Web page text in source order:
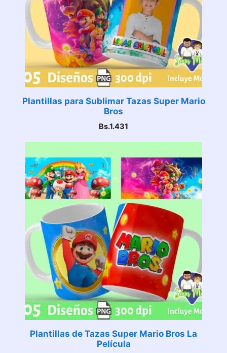
Plantillas para Sublimar Tazas Super Mario
Bros
Bs.1.431
Plantillas de Tazas Super Mario Bros La
Película